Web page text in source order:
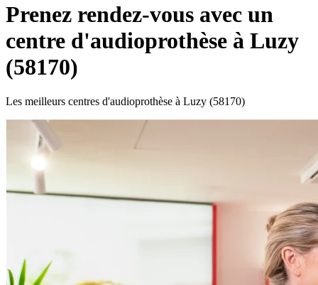
Prenez rendez-vous avec un
centre d'audioprothèse à Luzy
(58170)
Les meilleurs centres d'audioprothèse à Luzy (58170)